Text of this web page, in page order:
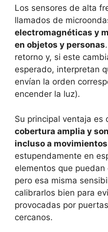
Los sensores de alta
llamados de
electromagnéticas y
en objetos y personas
retorno y, si este
esperado, interpretan
envían la orden
encender la luz).
Su principal ventaja es
cobertura amplia y
incluso a
estupendamente en
elementos que
pero esa misma
calibrarlos bien para
provocadas por
cercanos.